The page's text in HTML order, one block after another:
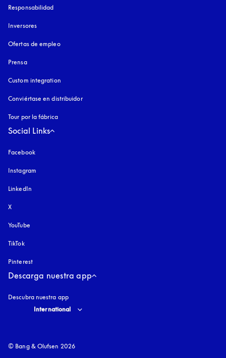
Responsabilidad
Inversores
Ofertas de empleo
Prensa
Custom integration
Conviértase en distribuidor
Tour por la fábrica
Social Links
Facebook
Instagram
LinkedIn
X
YouTube
TikTok
Pinterest
Descarga nuestra app
Descubra nuestra app
Select country and language
International
© Bang & Olufsen 2026